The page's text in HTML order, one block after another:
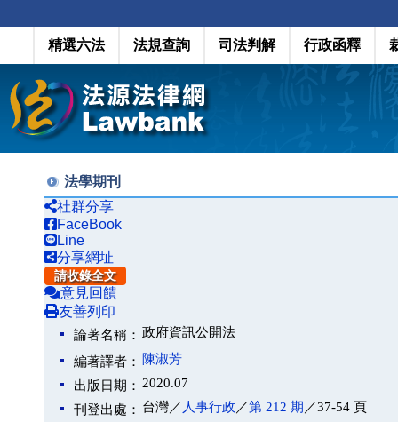
精選六法 法規查詢 司法判解 行政函釋
法學期刊
社群分享
FaceBook
Line
分享網址
請收錄全文
意見回饋
友善列印
論著名稱： 政府資訊公開法
編著譯者：
陳淑芳
出版日期： 2020.07
刊登出處： 台灣／ 人事行政 ／第 212 期 ／37-54 頁